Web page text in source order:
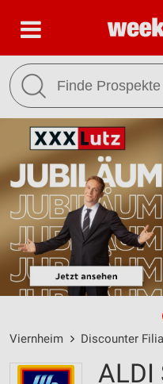
Viernheim Discounter
ALDI